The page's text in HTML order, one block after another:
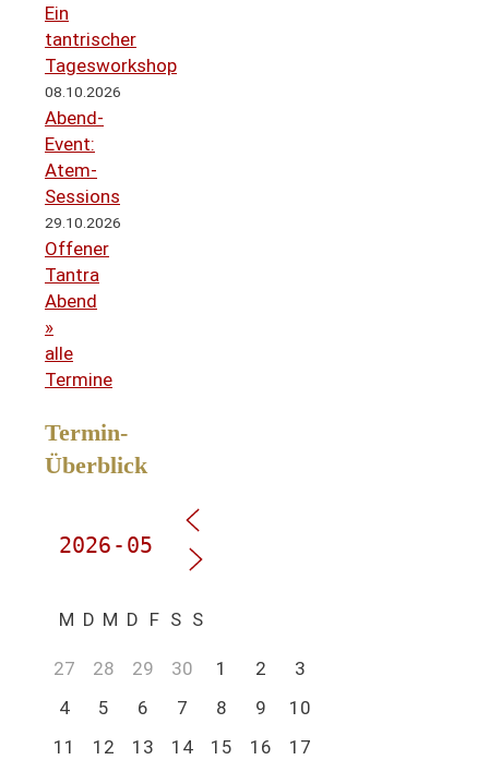
Ein
tantrischer
Tagesworkshop
08.10.2026
Abend-
Event:
Atem-
Sessions
29.10.2026
Offener
Tantra
Abend
»
alle
Termine
Termin-
Überblick
M D M D F S S
27 28 29 30 1 2
3
4
5 6 7 8 9
10
11
12 13 14 15 16
17